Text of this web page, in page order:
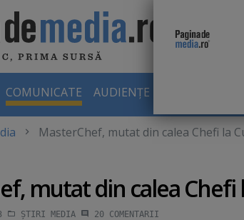
COMUNICATE AUDIENȚE TV
MasterChef, mutat din calea Chefi la
mutat din calea
ȘTIRI MEDIA 20 COMENTARII